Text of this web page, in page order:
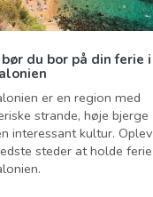
du bor på din ferie i
er en region med
strande, høje bjerge
interessant kultur. Oplev
steder at holde